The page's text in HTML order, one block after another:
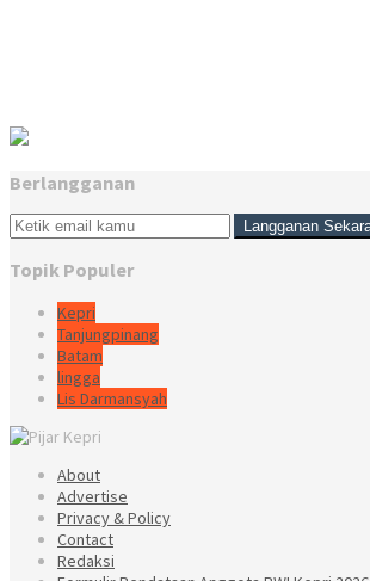
Berlangganan
Topik Populer
Kepri
Tanjungpinang
Batam
lingga
Lis Darmansyah
About
Advertise
Privacy & Policy
Contact
Redaksi